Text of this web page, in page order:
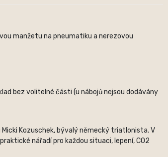
manžetu na pneumatiku a nerezovou
bez volitelné části (u nábojů nejsou dodávány
Kozuschek, bývalý německý triatlonista. V
nářadí pro každou situaci, lepení, CO2